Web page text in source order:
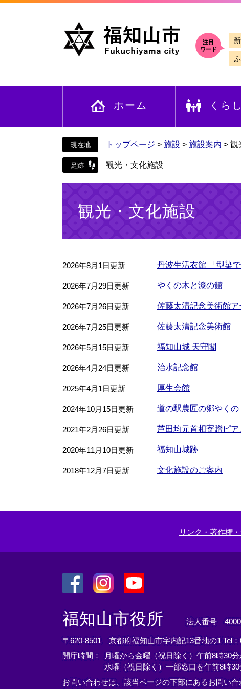
文
注目
ワード
ホーム くら
トップページ > 施設 > 施設案内 > 観
観光・文化施設
観光・文化施設
2026年8月1日更新 丹波生活衣館 「型染
2026年7月29日更新 やくの木と漆の館
2026年7月26日更新 佐藤太清記念美術館
2026年7月25日更新 佐藤太清記念美術館
2026年5月15日更新 福知山城 天守閣
2026年4月24日更新 治水記念館
2025年4月1日更新 厚生会館
2024年10月15日更新 道の駅農匠の郷やくの
2021年2月26日更新 芦田均元首相寄贈ピア
2020年11月10日更新 福知山城跡
2018年12月7日更新 文化施設のご案内
リンク・著作権
外
部
リ
ン
ク
外
部
リ
ン
ク
外
部
リ
ン
ク
＞
福知山市役所 法人番号
〒620-8501 京都府福知山市字内記13番地の1 Tel
開庁時間： 月曜から金曜（祝日除く）午前8時30
水曜（祝日除く）一部窓口を午前8時
お問い合わせは、該当ページの下部にあるお問い合